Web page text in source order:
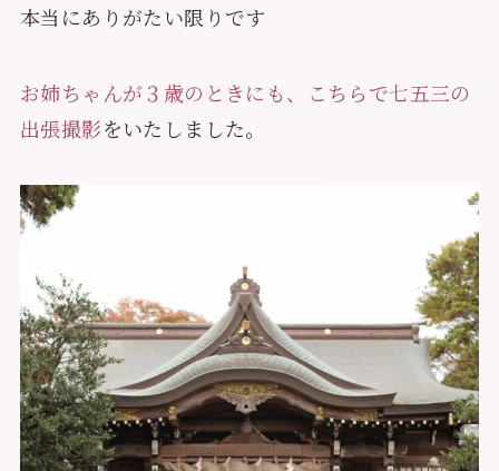
本当にありがたい限りです
お姉ちゃんが３歳のときにも、こちらで七五三の
出張撮影をいたしました。